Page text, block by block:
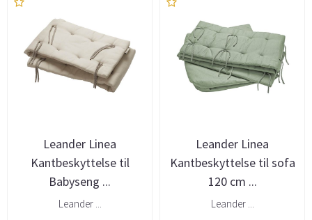
Leander Linea
Kantbeskyttelse til
Babyseng ...
Leander ...
Leander Linea
Kantbeskyttelse til sofa
120 cm ...
Leander ...